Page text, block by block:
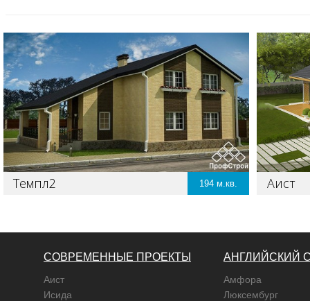
Темпл2 194 Аист
СОВРЕМЕННЫЕ ПРОЕКТЫ
Аист
Исида
АНГЛИЙСКИЙ
Амфора
Люксембург